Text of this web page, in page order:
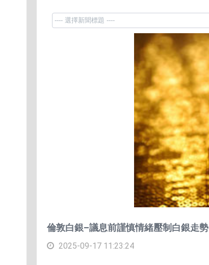
倫敦白銀–議息前謹慎情緒壓制白銀走勢
2025-09-17 11:23:24